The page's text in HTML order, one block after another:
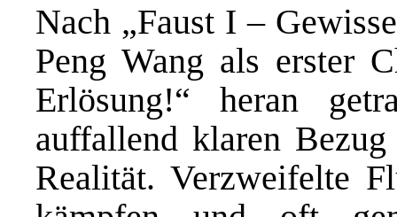
Nach „Faust I –
Peng Wang als erster
Erlösung!“ heran
auffallend klaren
Realität. Verzweifelte